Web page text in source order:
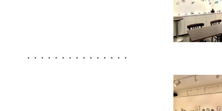
・・・・・・・・・・・・・・・